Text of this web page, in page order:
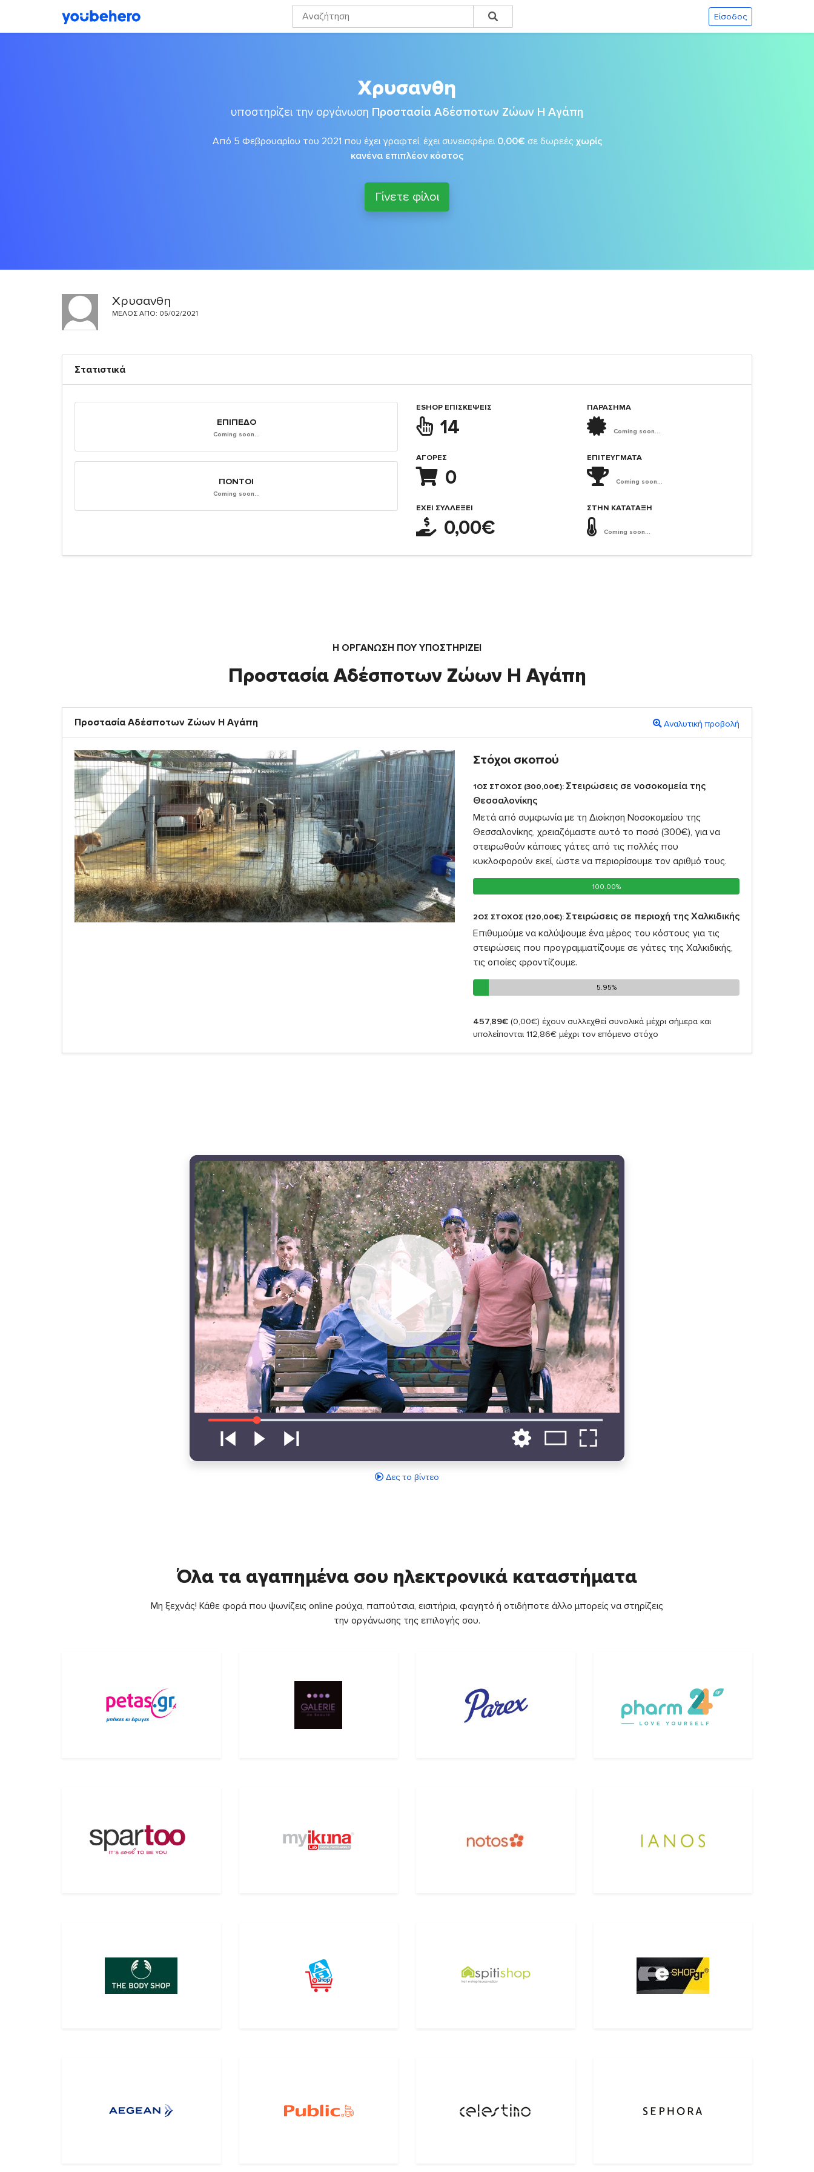
Είσοδος
Χρυσανθη
υποστηρίζει την οργάνωση Προστασία Αδέσποτων Ζώων Η Αγάπη
Από 5 Φεβρουαρίου του 2021 που έχει γραφτεί, έχει συνεισφέρει 0,00€ σε δωρεές χωρίς
κανένα επιπλέον κόστος
Γίνετε φίλοι
Χρυσανθη
ΜΈΛΟΣ ΑΠΌ: 05/02/2021
Στατιστικά
ΕΠΊΠΕΔΟ
Coming soon...
ΠΌΝΤΟΙ
Coming soon...
ESHOP ΕΠΙΣΚΈΨΕΙΣ
14
ΑΓΟΡΈΣ
0
ΈΧΕΙ ΣΥΛΛΈΞΕΙ
0,00€
ΠΑΡΑΣΗΜΑ
Coming soon...
ΕΠΙΤΕΎΓΜΑΤΑ
Coming soon...
ΣΤΗΝ ΚΑΤΆΤΑΞΗ
Coming soon...
Η ΟΡΓΆΝΩΣΗ ΠΟΥ ΥΠΟΣΤΗΡΙΖΕΙ
Προστασία Αδέσποτων Ζώων Η Αγάπη
Προστασία Αδέσποτων Ζώων Η Αγάπη Αναλυτική προβολή
Στόχοι σκοπού
1ΟΣ ΣΤΟΧΟΣ (300,00€): Στειρώσεις σε νοσοκομεία της
Θεσσαλονίκης
Μετά από συμφωνία με τη Διοίκηση Νοσοκομείου της
Θεσσαλονίκης, χρειαζόμαστε αυτό το ποσό (300€), για να
στειρωθούν κάποιες γάτες από τις πολλές που
κυκλοφορούν εκεί, ώστε να περιορίσουμε τον αριθμό τους.
100.00%
100.00%
2ΟΣ ΣΤΟΧΟΣ (120,00€): Στειρώσεις σε περιοχή της Χαλκιδικής
Επιθυμούμε να καλύψουμε ένα μέρος του κόστους για τις
στειρώσεις που προγραμματίζουμε σε γάτες της Χαλκιδικής,
τις οποίες φροντίζουμε.
5.95%
5.95%
457,89€ (0,00€) έχουν συλλεχθεί συνολικά μέχρι σήμερα και
υπολείπονται 112,86€ μέχρι τον επόμενο στόχο
Δες το βίντεο
Όλα τα αγαπημένα σου ηλεκτρονικά καταστήματα
Μη ξεχνάς! Κάθε φορά που ψωνίζεις online ρούχα, παπούτσια, εισιτήρια, φαγητό ή οτιδήποτε άλλο μπορείς να στηρίζεις
την οργάνωσης της επιλογής σου.